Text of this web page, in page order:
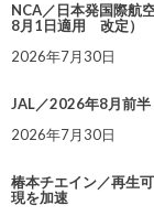
NCA／日本発国際航
8月1日適用 改定）
2026年7月30日
JAL／2026年8月前
2026年7月30日
椿本チエイン／再生
現を加速